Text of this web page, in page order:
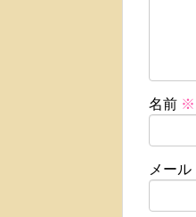
名前 ※
メール